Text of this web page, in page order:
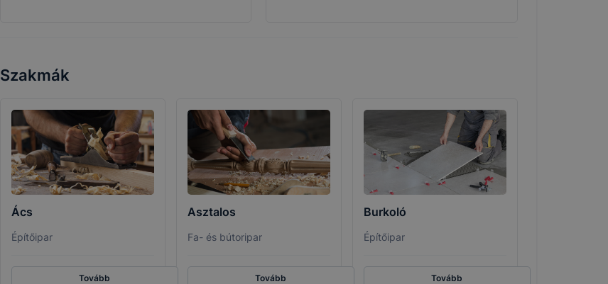
Szakmák
Ács
Építőipar
Tovább
Asztalos
Fa- és bútoripar
Tovább
Burkoló
Építőipar
Tovább